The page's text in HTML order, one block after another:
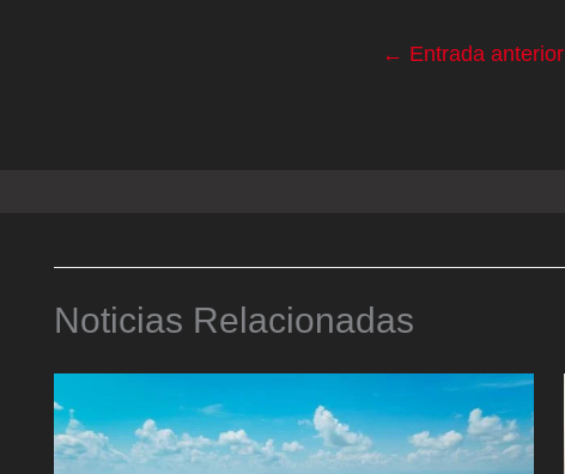
← Entrada anterior
Noticias Relacionadas